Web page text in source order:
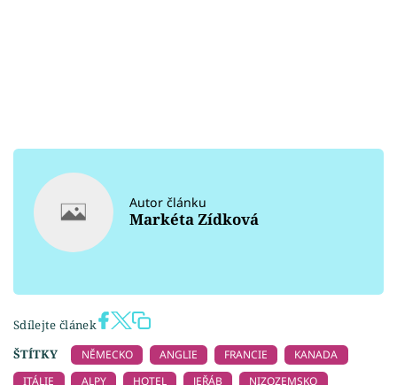
Autor článku
Markéta Zídková
Sdílejte článek
ŠTÍTKY
NĚMECKO ANGLIE FRANCIE
KANADA
ITÁLIE
ALPY HOTEL JEŘÁB
NIZOZEMSKO